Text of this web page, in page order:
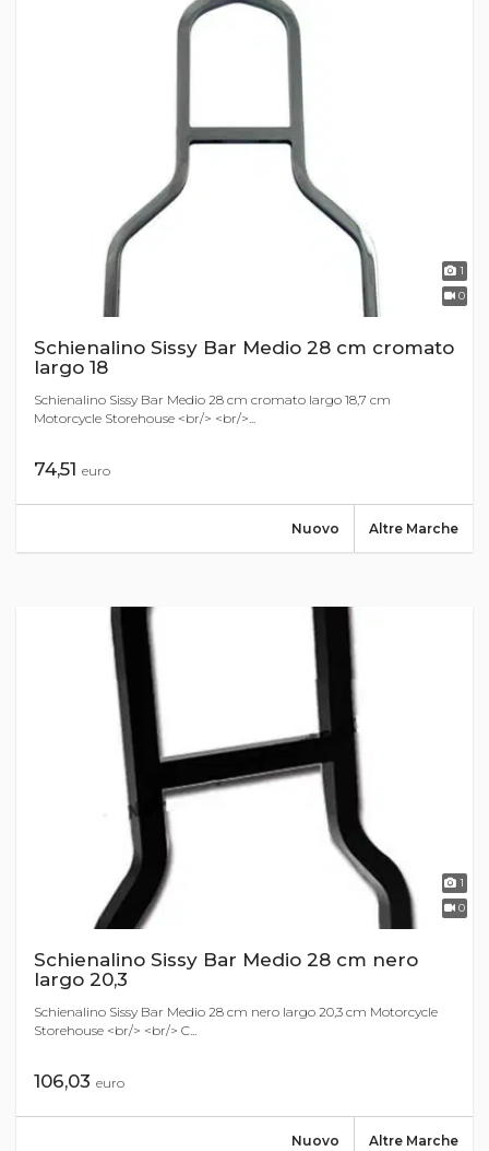
1
0
Schienalino Sissy Bar Medio 28 cm cromato
largo 18
Schienalino Sissy Bar Medio 28 cm cromato largo 18,7 cm
Motorcycle Storehouse <br/> <br/>...
74,51 euro
Altre Marche
Nuovo
1
0
Schienalino Sissy Bar Medio 28 cm nero
largo 20,3
Schienalino Sissy Bar Medio 28 cm nero largo 20,3 cm Motorcycle
Storehouse <br/> <br/> C...
106,03 euro
Altre Marche
Nuovo